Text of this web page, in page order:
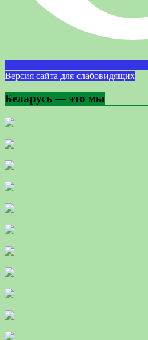
Версия сайта для слабовидящих
Беларусь — это мы